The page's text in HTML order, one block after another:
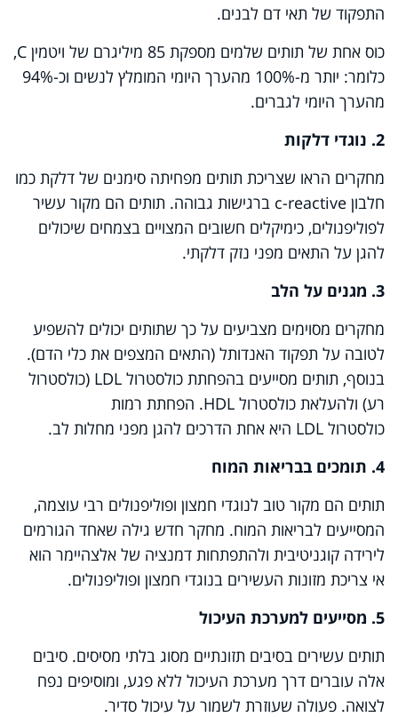
התפקוד של תאי דם לבנים.
כוס אחת של תותים שלמים מספקת 85 מיליגרם של ויטמין
C
,
כלומר: יותר מ-100% מהערך היומי המומלץ לנשים וכ-94%
מהערך היומי לגברים.
2. נוגדי דלקות
מחקרים הראו שצריכת תותים מפחיתה סימנים של דלקת כמו
חלבון c-reactive ברגישות גבוהה. תותים הם מקור עשיר
לפוליפנולים, כימיקלים חשובים המצויים בצמחים שיכולים
להגן על התאים מפני נזק דלקתי.
3. מגנים על הלב
מחקרים מסוימים מצביעים על כך שתותים יכולים להשפיע
לטובה על תפקוד האנדותל (התאים המצפים את כלי הדם).
בנוסף, תותים מסייעים בהפחתת כולסטרול LDL (כולסטרול
רע) ולהעלאת כולסטרול HDL. הפחתת רמות
כולסטרול LDL היא אחת הדרכים להגן מפני מחלות לב.
4. תומכים בבריאות המוח
תותים הם מקור טוב לנוגדי חמצון ופוליפנולים רבי עוצמה,
המסייעים לבריאות המוח. מחקר חדש גילה שאחד הגורמים
לירידה קוגניטיבית ולהתפתחות דמנציה של אלצהיימר הוא
אי צריכת מזונות העשירים בנוגדי חמצון ופוליפנולים.
5. מסייעים למערכת העיכול
תותים עשירים בסיבים תזונתיים מסוג בלתי מסיסים. סיבים
אלה עוברים דרך מערכת העיכול ללא פגע, ומוסיפים נפח
לצואה. פעולה שעוזרת לשמור על עיכול סדיר.